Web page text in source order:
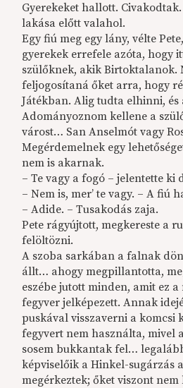
Gyerekeket hallott.
lakása előtt valahol.
Egy fiú meg egy lány, vélte
gyerekek errefele azóta, hogy
szülőknek, akik Birtoktalanok.
feljogosítaná őket arra, hogy
Játékban. Alig tudta elhinni,
Adományoznom kellene a
várost… San Anselmót vagy
Megérdemelnek egy
nem is akarnak.
– Te vagy a fogó – jelentette ki
– Nem is, mer’ te vagy. – A fiú
– Adide. – Tusakodás zaja.
Pete rágyújtott, megkereste a
felöltözni.
A szoba sarkában a falnak
állt… ahogy megpillantotta,
eszébe jutott minden, amit ez
fegyver jelképezett. Annak
puskával visszaverni a komcsi
fegyvert nem használta, mivel
sosem bukkantak fel…
képviselőik a Hinkel-sugárzás
megérkeztek; őket viszont